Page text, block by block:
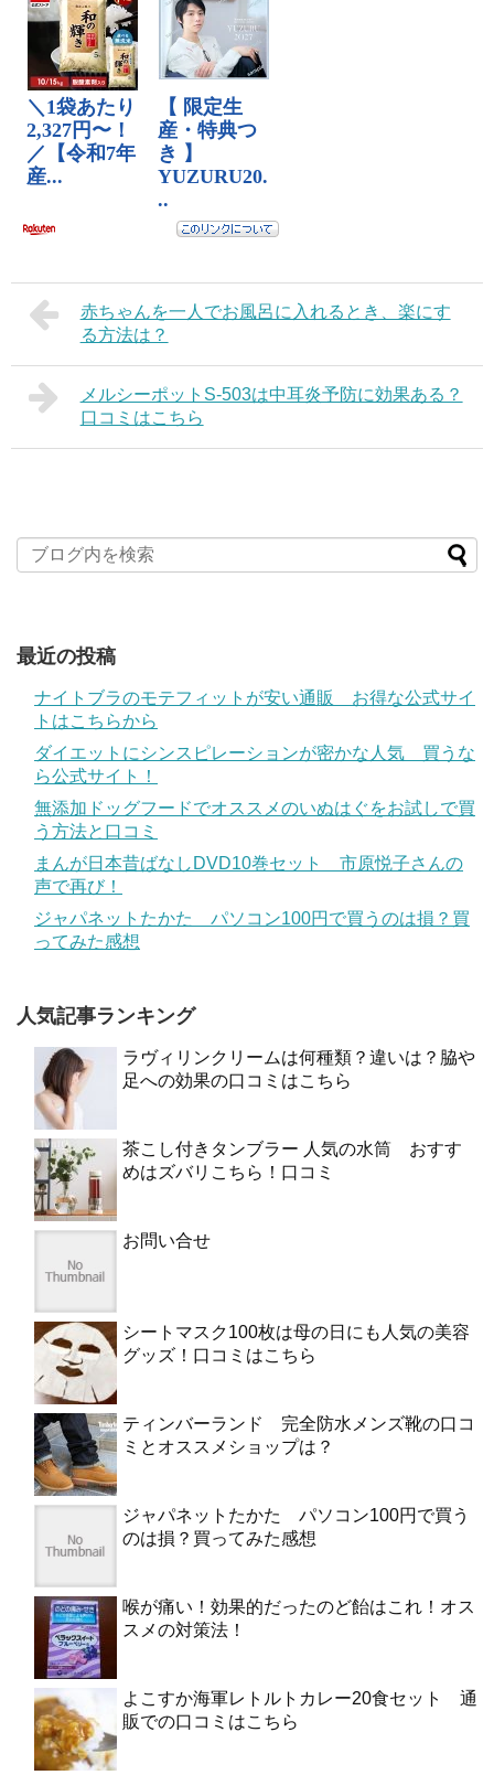
赤ちゃんを一人でお風呂に入れるとき、楽にす
る方法は？
メルシーポットS-503は中耳炎予防に効果ある？
口コミはこちら
最近の投稿
ナイトブラのモテフィットが安い通販 お得な公式サイ
トはこちらから
ダイエットにシンスピレーションが密かな人気 買うな
ら公式サイト！
無添加ドッグフードでオススメのいぬはぐをお試しで買
う方法と口コミ
まんが日本昔ばなしDVD10巻セット 市原悦子さんの
声で再び！
ジャパネットたかた パソコン100円で買うのは損？買
ってみた感想
人気記事ランキング
ラヴィリンクリームは何種類？違いは？脇や
足への効果の口コミはこちら
茶こし付きタンブラー 人気の水筒 おすす
めはズバリこちら！口コミ
お問い合せ
シートマスク100枚は母の日にも人気の美容
グッズ！口コミはこちら
ティンバーランド 完全防水メンズ靴の口コ
ミとオススメショップは？
ジャパネットたかた パソコン100円で買う
のは損？買ってみた感想
喉が痛い！効果的だったのど飴はこれ！オス
スメの対策法！
よこすか海軍レトルトカレー20食セット 通
販での口コミはこちら